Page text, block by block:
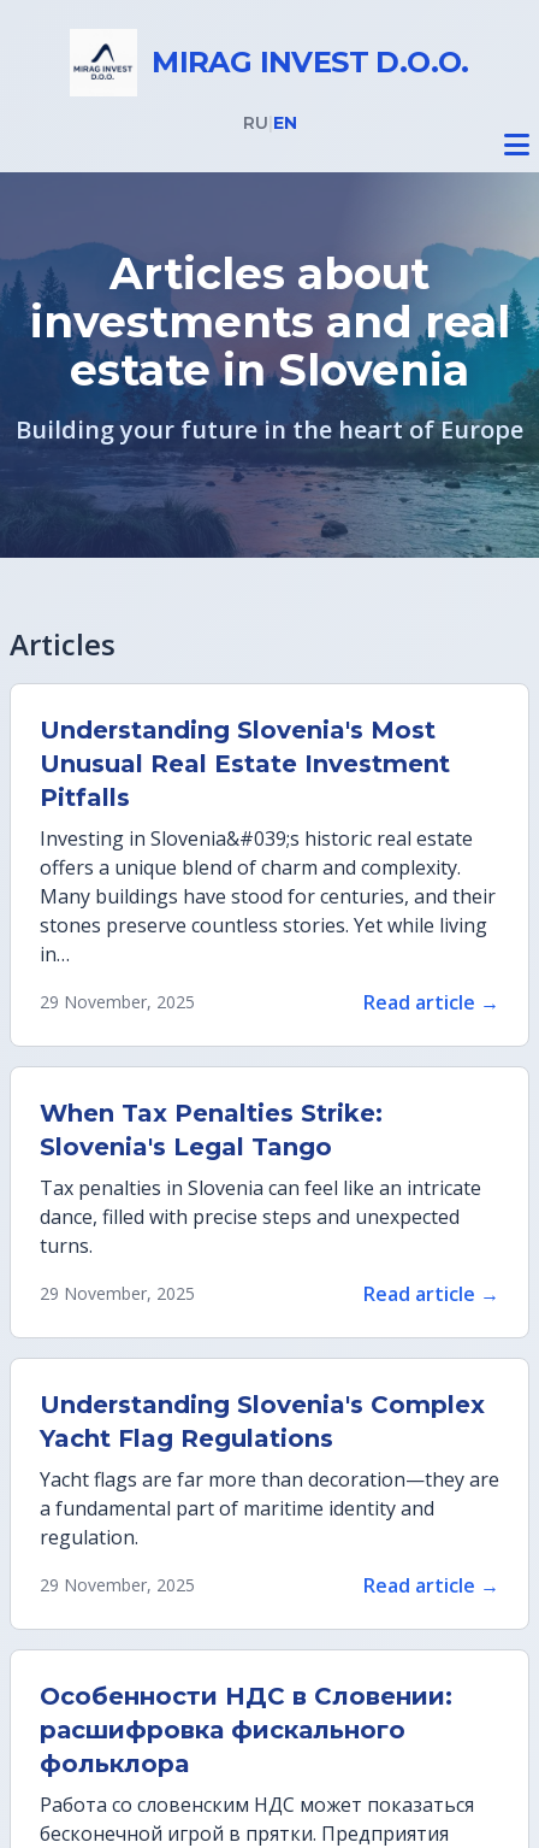
MIRAG INVEST D.O.O.
RU EN
Real Estate
Slovenia Residence Permit
Articles about
investments and real
estate in Slovenia
Building your future in the heart of Europe
Articles
Understanding Slovenia's Most
Unusual Real Estate Investment
Pitfalls
Investing in Slovenia&#039;s historic real estate
offers a unique blend of charm and complexity.
Many buildings have stood for centuries, and their
stones preserve countless stories. Yet while living
in…
29 November, 2025 Read article →
When Tax Penalties Strike:
Slovenia's Legal Tango
Tax penalties in Slovenia can feel like an intricate
dance, filled with precise steps and unexpected
turns.
29 November, 2025 Read article →
Understanding Slovenia's Complex
Yacht Flag Regulations
Yacht flags are far more than decoration—they are
a fundamental part of maritime identity and
regulation.
29 November, 2025 Read article →
Особенности НДС в Словении:
расшифровка фискального
фольклора
Работа со словенским НДС может показаться
бесконечной игрой в прятки. Предприятия